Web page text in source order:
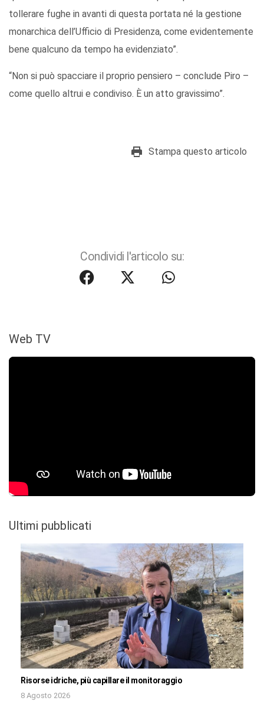
tollerare fughe in avanti di questa portata né la gestione
monarchica dell’Ufficio di Presidenza, come evidentemente
bene qualcuno da tempo ha evidenziato”.
“Non si può spacciare il proprio pensiero – conclude Piro –
come quello altrui e condiviso. È un atto gravissimo”.
Stampa questo articolo
Condividi l'articolo su:
Web TV
Ultimi pubblicati
Risorse idriche, più capillare il monitoraggio
8 Agosto 2026